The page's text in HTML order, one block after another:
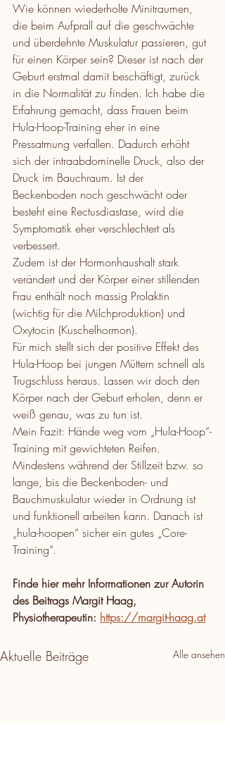
Wie können wiederholte Minitraumen,
die beim Aufprall auf die geschwächte
und überdehnte Muskulatur passieren, gut
für einen Körper sein? Dieser ist nach der
Geburt erstmal damit beschäftigt, zurück
in die Normalität zu finden. Ich habe die
Erfahrung gemacht, dass Frauen beim
Hula-Hoop-Training eher in eine
Pressatmung verfallen. Dadurch erhöht
sich der intraabdominelle Druck, also der
Druck im Bauchraum. Ist der
Beckenboden noch geschwächt oder
besteht eine Rectusdiastase, wird die
Symptomatik eher verschlechtert als
verbessert.
Zudem ist der Hormonhaushalt stark
verändert und der Körper einer stillenden
Frau enthält noch massig Prolaktin
(wichtig für die Milchproduktion) und
Oxytocin (Kuschelhormon).
Für mich stellt sich der positive Effekt des
Hula-Hoop bei jungen Müttern schnell als
Trugschluss heraus. Lassen wir doch den
Körper nach der Geburt erholen, denn er
weiß genau, was zu tun ist.
Mein Fazit: Hände weg vom „Hula-Hoop“-
Training mit gewichteten Reifen.
Mindestens während der Stillzeit bzw. so
lange, bis die Beckenboden- und
Bauchmuskulatur wieder in Ordnung ist
und funktionell arbeiten kann. Danach ist
„hula-hoopen“ sicher ein gutes „Core-
Training“.
Finde hier mehr Informationen zur Autorin
des Beitrags Margit Haag,
Physiotherapeutin: https://margit-haag.at
Aktuelle Beiträge Alle ansehen